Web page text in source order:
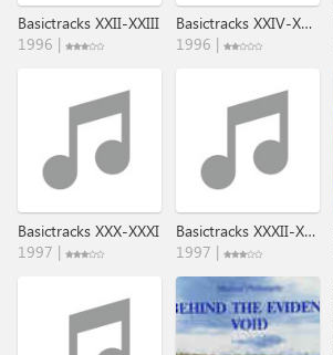
Basictracks XXII-XXIII
1996 |
Basictracks XXIV-XXVII
1996 |
Basictracks XXX-XXXI
1997 |
Basictracks XXXII-XXXIV
1997 |